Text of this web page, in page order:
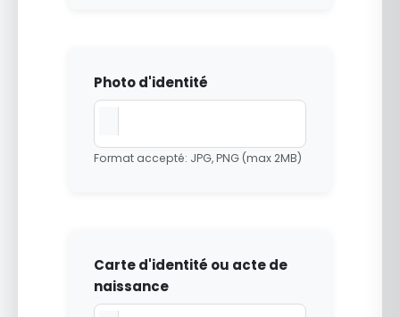
Photo d'identité
Format accepté: JPG, PNG (max 2MB)
Carte d'identité ou acte de
naissance